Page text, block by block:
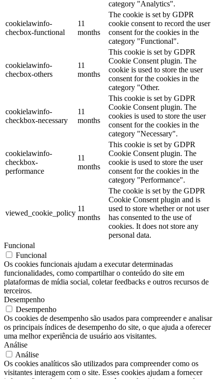
category "Analytics".
cookielawinfo-
checbox-functional
11
months
The cookie is set by GDPR
cookie consent to record the user
consent for the cookies in the
category "Functional".
cookielawinfo-
checbox-others
11
months
This cookie is set by GDPR
Cookie Consent plugin. The
cookie is used to store the user
consent for the cookies in the
category "Other.
cookielawinfo-
checkbox-necessary
11
months
This cookie is set by GDPR
Cookie Consent plugin. The
cookies is used to store the user
consent for the cookies in the
category "Necessary".
cookielawinfo-
checkbox-
performance
11
months
This cookie is set by GDPR
Cookie Consent plugin. The
cookie is used to store the user
consent for the cookies in the
category "Performance".
viewed_cookie_policy
11
months
The cookie is set by the GDPR
Cookie Consent plugin and is
used to store whether or not user
has consented to the use of
cookies. It does not store any
personal data.
Funcional
Funcional
Os cookies funcionais ajudam a executar determinadas
funcionalidades, como compartilhar o conteúdo do site em
plataformas de mídia social, coletar feedbacks e outros recursos de
terceiros.
Desempenho
Desempenho
Os cookies de desempenho são usados para compreender e analisar
os principais índices de desempenho do site, o que ajuda a oferecer
uma melhor experiência de usuário aos visitantes.
Análise
Análise
Os cookies analíticos são utilizados para compreender como os
visitantes interagem com o site. Esses cookies ajudam a fornecer